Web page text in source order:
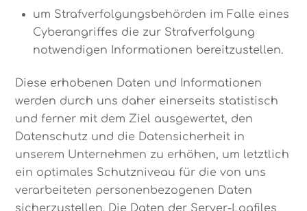
um Strafverfolgungsbehörden im Falle eines
Cyberangriffes die zur Strafverfolgung
notwendigen Informationen bereitzustellen.
Diese erhobenen Daten und Informationen
werden durch uns daher einerseits statistisch
und ferner mit dem Ziel ausgewertet, den
Datenschutz und die Datensicherheit in
unserem Unternehmen zu erhöhen, um letztlich
ein optimales Schutzniveau für die von uns
verarbeiteten personenbezogenen Daten